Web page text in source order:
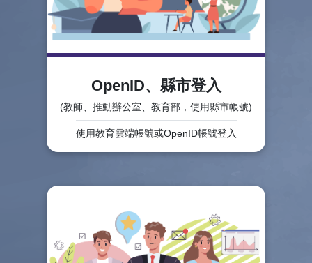
OpenID、縣市登入
(教師、推動辦公室、教育部，使用縣市帳號)
使用教育雲端帳號或OpenID帳號登入